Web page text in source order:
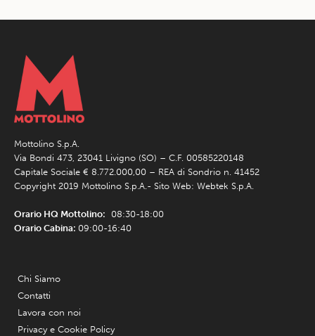
Mottolino S.p.A.
Via Bondi 473, 23041 Livigno (SO) – C.F. 00585220148
Capitale Sociale € 8.772.000,00 – REA di Sondrio n. 41452
Copyright 2019 Mottolino S.p.A.- Sito Web: Webtek S.p.A.
Orario HQ Mottolino: 08:30-18:00
Orario Cabina: 09:00-16:40
Chi Siamo
Contatti
Lavora con noi
Privacy e Cookie Policy